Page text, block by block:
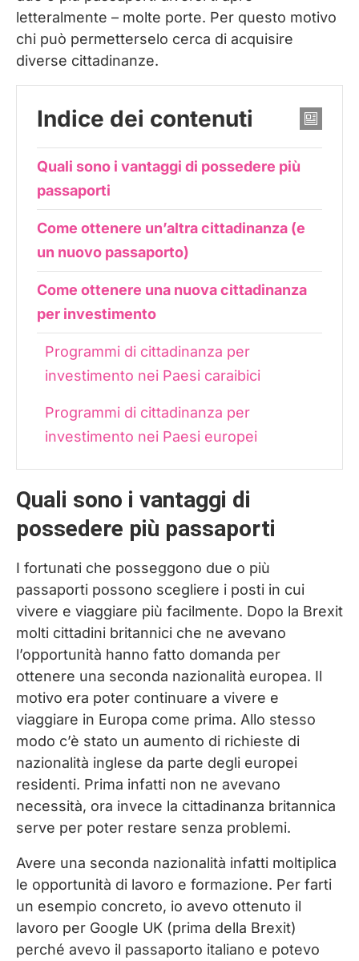
letteralmente – molte porte. Per questo motivo
chi può permetterselo cerca di acquisire
diverse cittadinanze.
Indice dei contenuti
Quali sono i vantaggi di possedere più
passaporti
Come ottenere un’altra cittadinanza (e
un nuovo passaporto)
Come ottenere una nuova cittadinanza
per investimento
Programmi di cittadinanza per
investimento nei Paesi caraibici
Programmi di cittadinanza per
investimento nei Paesi europei
Quali sono i vantaggi di
possedere più passaporti
I fortunati che posseggono due o più
passaporti possono scegliere i posti in cui
vivere e viaggiare più facilmente. Dopo la Brexit
molti cittadini britannici che ne avevano
l’opportunità hanno fatto domanda per
ottenere una seconda nazionalità europea. Il
motivo era poter continuare a vivere e
viaggiare in Europa come prima. Allo stesso
modo c’è stato un aumento di richieste di
nazionalità inglese da parte degli europei
residenti. Prima infatti non ne avevano
necessità, ora invece la cittadinanza britannica
serve per poter restare senza problemi.
Avere una seconda nazionalità infatti moltiplica
le opportunità di lavoro e formazione. Per farti
un esempio concreto, io avevo ottenuto il
lavoro per Google UK (prima della Brexit)
perché avevo il passaporto italiano e potevo